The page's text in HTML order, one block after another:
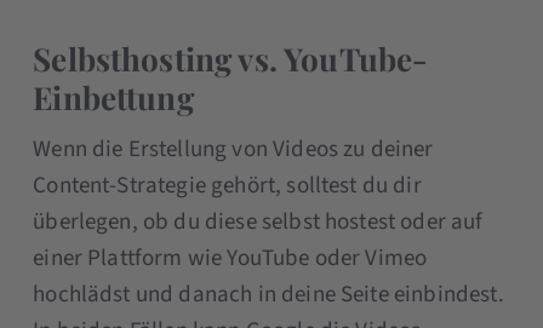
Selbsthosting vs. YouTube-
Einbettung
Wenn die Erstellung von Videos zu deiner
Content-Strategie gehört, solltest du dir
überlegen, ob du diese selbst hostest oder auf
einer Plattform wie YouTube oder Vimeo
hochlädst und danach in deine Seite einbindest.